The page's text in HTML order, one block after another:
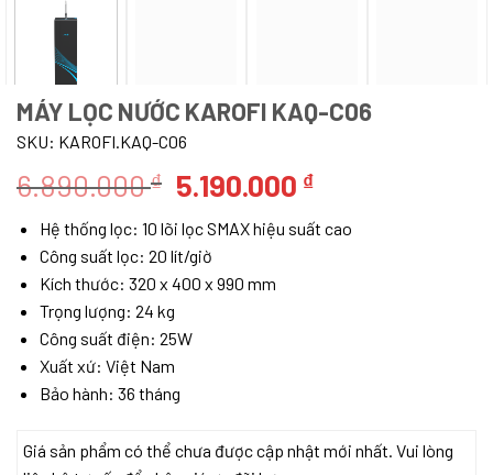
MÁY LỌC NƯỚC KAROFI KAQ-C06
SKU: KAROFI.KAQ-C06
6.890.000₫ Giá
là:
6.890.000 ₫.
5.190.000 ₫Giá
hiện
tại
Hệ thống lọc: 10 lõi lọc SMAX hiệu suất cao
Công suất lọc: 20 lít/giờ
Kích thước: 320 x 400 x 990 mm
Trọng lượng: 24 kg
Công suất điện: 25W
Xuất xứ: Việt Nam
Bảo hành: 36 tháng
Giá sản phẩm có thể chưa được cập nhật mới nhất. Vui lòng